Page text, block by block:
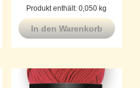
Produkt enthält: 0,050kg
In den Warenkorb